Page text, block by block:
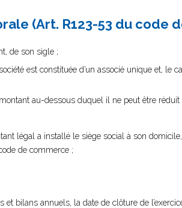
(Art. R123-53 du code
de son sigle ;
est constituée d’un associé unique et, le
au-dessous duquel il ne peut être réduit
légal a installé le siège social à son
de commerce ;
et bilans annuels, la date de clôture de